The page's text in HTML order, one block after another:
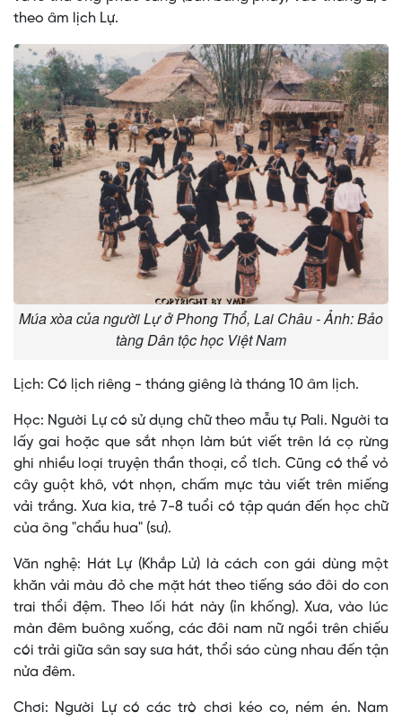
theo âm lịch Lự.
Múa xòa của người Lự ở Phong Thổ, Lai Châu - Ảnh: Bảo
tàng Dân tộc học Việt Nam
Lịch: Có lịch riêng - tháng giêng là tháng 10 âm lịch.
Học: Người Lự có sử dụng chữ theo mẫu tự Pali. Người ta
lấy gai hoặc que sắt nhọn làm bút viết trên lá cọ rừng
ghi nhiều loại truyện thần thoại, cổ tích. Cũng có thể vỏ
cây guột khô, vót nhọn, chấm mực tàu viết trên miếng
vải trắng. Xưa kia, trẻ 7-8 tuổi có tập quán đến học chữ
của ông "chẩu hua" (sư).
Văn nghệ: Hát Lự (Khắp Lử) là cách con gái dùng một
khăn vải màu đỏ che mặt hát theo tiếng sáo đôi do con
trai thổi đệm. Theo lối hát này (ỉn khống). Xưa, vào lúc
màn đêm buông xuống, các đôi nam nữ ngồi trên chiếu
cói trải giữa sân say sưa hát, thổi sáo cùng nhau đến tận
nửa đêm.
Chơi: Người Lự có các trò chơi kéo co, ném én. Nam